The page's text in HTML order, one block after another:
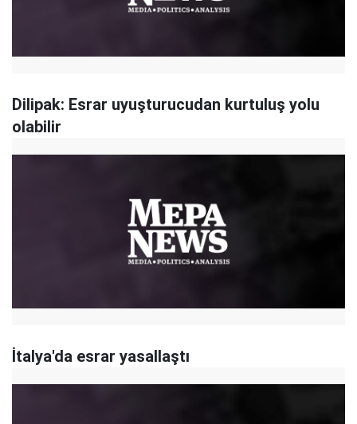
Dilipak: Esrar uyuşturucudan kurtuluş yolu
olabilir
İtalya'da esrar yasallaştı